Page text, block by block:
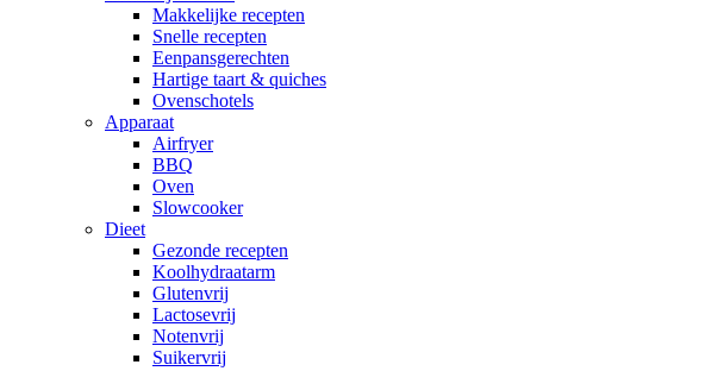
Makkelijke recepten
Snelle recepten
Eenpansgerechten
Hartige taart & quiches
Ovenschotels
Apparaat
Airfryer
BBQ
Oven
Slowcooker
Dieet
Gezonde recepten
Koolhydraatarm
Glutenvrij
Lactosevrij
Notenvrij
Suikervrij